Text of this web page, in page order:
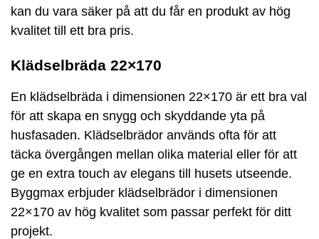
kan du vara säker på att du får en produkt av hög
kvalitet till ett bra pris.
Klädselbräda 22×170
En klädselbräda i dimensionen 22×170 är ett bra val
för att skapa en snygg och skyddande yta på
husfasaden. Klädselbrädor används ofta för att
täcka övergången mellan olika material eller för att
ge en extra touch av elegans till husets utseende.
Byggmax erbjuder klädselbrädor i dimensionen
22×170 av hög kvalitet som passar perfekt för ditt
projekt.